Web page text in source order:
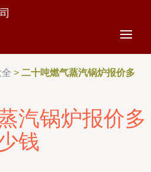
> 二十吨燃气蒸汽锅炉报价多
汽锅炉报价多
钱